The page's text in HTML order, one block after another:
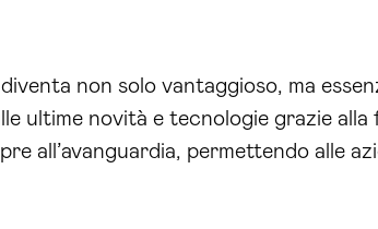
non solo vantaggioso, ma
ultime novità e tecnologie grazie alla
all’avanguardia, permettendo alle